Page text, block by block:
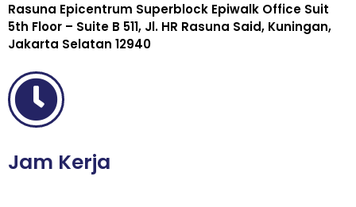
Rasuna Epicentrum Superblock Epiwalk Office Suit
5th Floor – Suite B 511, Jl. HR Rasuna Said, Kuningan,
Jakarta Selatan 12940
Jam Kerja